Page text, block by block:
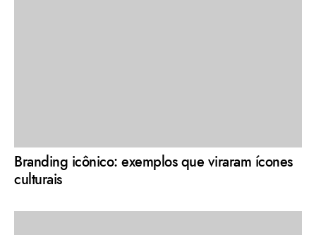
Branding icônico: exemplos que viraram ícones
culturais